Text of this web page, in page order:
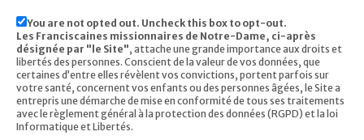
You are not opted out. Uncheck this box to opt-out.
Les Franciscaines missionnaires de Notre-Dame, ci-après
désignée par "le Site", attache une grande importance aux droits et
libertés des personnes. Conscient de la valeur de vos données, que
certaines d’entre elles révèlent vos convictions, portent parfois sur
votre santé, concernent vos enfants ou des personnes âgées, le Site a
entrepris une démarche de mise en conformité de tous ses traitements
avec le règlement général à la protection des données (RGPD) et la loi
Informatique et Libertés.